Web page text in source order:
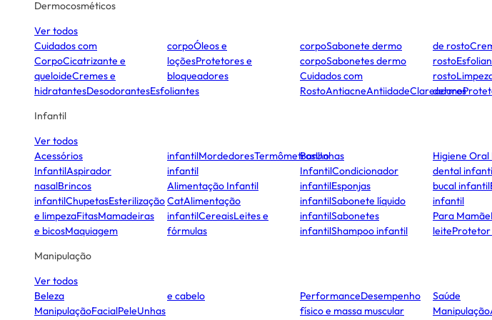
Dermocosméticos
Ver todos
Cuidados com
CorpoCicatrizante e
queloideCremes e
hidratantesDesodorantesEsfoliantes
corpoÓleos e
loçõesProtetores e
bloqueadores
corpoSabonete dermo
corpoSabonetes dermo
Cuidados com
RostoAntiacneAntiidadeClareadores
de rosto
rosto
rosto
dermo
Infantil
Ver todos
Acessórios
InfantilAspirador
nasalBrincos
infantilChupetasEsterilização
e limpezaFitasMamadeiras
e bicosMaquiagem
infantilMordedoresTermômetrosUnhas
infantil
Alimentação Infantil
CatAlimentação
infantilCereaisLeites e
fórmulas
Banho
InfantilCondicionador
infantilEsponjas
infantilSabonete líquido
infantilSabonetes
infantilShampoo infantil
Higiene
dental
bucal infantil
infantil
Para Mamãe
leite
Manipulação
Ver todos
Beleza
ManipulaçãoFacialPeleUnhas
e cabelo PerformanceDesempenho
físico e massa muscular
Saúde
Manipulação